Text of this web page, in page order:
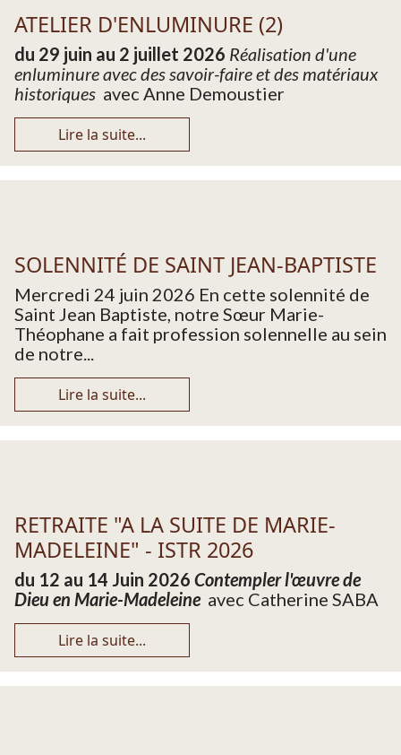
ATELIER D'ENLUMINURE (2)
du 29 juin au 2 juillet 2026 Réalisation d'une
enluminure avec des savoir-faire et des matériaux
historiques avec Anne Demoustier
Lire la suite...
SOLENNITÉ DE SAINT JEAN-BAPTISTE
Mercredi 24 juin 2026 En cette solennité de
Saint Jean Baptiste, notre Sœur Marie-
Théophane a fait profession solennelle au sein
de notre...
Lire la suite...
RETRAITE "A LA SUITE DE MARIE-
MADELEINE" - ISTR 2026
du 12 au 14 Juin 2026 Contempler l'œuvre de
Dieu en Marie-Madeleine avec Catherine SABA
Lire la suite...